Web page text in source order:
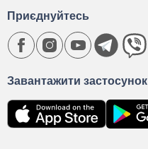
Завантажити застосунок
Приєднуйтесь